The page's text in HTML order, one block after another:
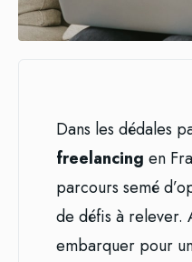
Dans les dédales
freelancing en
parcours semé
de défis à relever.
embarquer pour